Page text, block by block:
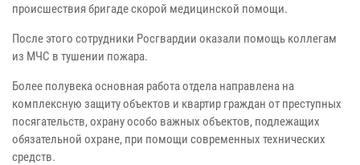
происшествия бригаде скорой медицинской помощи.
После этого сотрудники Росгвардии оказали помощь коллегам
из МЧС в тушении пожара.
Более полувека основная работа отдела направлена на
комплексную защиту объектов и квартир граждан от преступных
посягательств, охрану особо важных объектов, подлежащих
обязательной охране, при помощи современных технических
средств.